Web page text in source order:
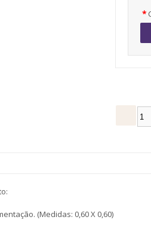
*
(Medidas: 0,60 X 0,60)